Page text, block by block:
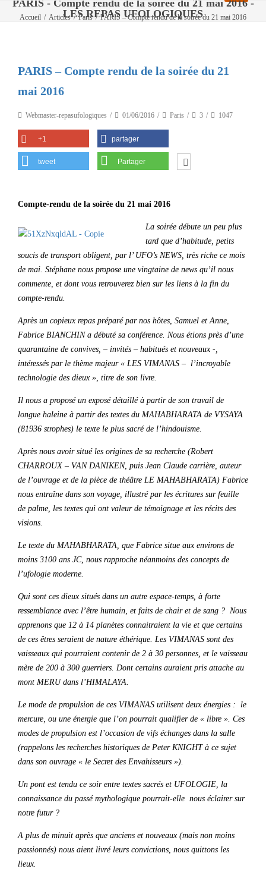
PARIS - Compte rendu de la soirée du 21 mai 2016 -
LES REPAS UFOLOGIQUES
Accueil / Articles / Paris / PARIS – Compte rendu de la soirée du 21 mai 2016
PARIS – Compte rendu de la soirée du 21
mai 2016
Webmaster-repasufologiques 01/06/2016 Paris 3 1047
+1 partager
tweet Partager
Compte-rendu de la soirée du 21 mai 2016
La soirée débute un peu plus
tard que d’habitude, petits
soucis de transport obligent, par l’ UFO’s NEWS, très riche ce mois
de mai. Stéphane nous propose une vingtaine de news qu’il nous
commente, et dont vous retrouverez bien sur les liens à la fin du
compte-rendu.
Après un copieux repas préparé par nos hôtes, Samuel et Anne,
Fabrice BIANCHIN a débuté sa conférence. Nous étions près d’une
quarantaine de convives, – invités – habitués et nouveaux -,
intéressés par le thème majeur « LES VIMANAS – l’incroyable
technologie des dieux », titre de son livre.
Il nous a proposé un exposé détaillé à partir de son travail de
longue haleine à partir des textes du MAHABHARATA de VYSAYA
(81936 strophes) le texte le plus sacré de l’hindouisme.
Après nous avoir situé les origines de sa recherche (Robert
CHARROUX – VAN DANIKEN, puis Jean Claude carrière, auteur
de l’ouvrage et de la pièce de théâtre LE MAHABHARATA) Fabrice
nous entraîne dans son voyage, illustré par les écritures sur feuille
de palme, les textes qui ont valeur de témoignage et les récits des
visions.
Le texte du MAHABHARATA, que Fabrice situe aux environs de
moins 3100 ans JC, nous rapproche néanmoins des concepts de
l’ufologie moderne.
Qui sont ces dieux situés dans un autre espace-temps, à forte
ressemblance avec l’être humain, et faits de chair et de sang ? Nous
apprenons que 12 à 14 planètes connaitraient la vie et que certains
de ces êtres seraient de nature éthérique. Les VIMANAS sont des
vaisseaux qui pourraient contenir de 2 à 30 personnes, et le vaisseau
mère de 200 à 300 guerriers. Dont certains auraient pris attache au
mont MERU dans l’HIMALAYA.
Le mode de propulsion de ces VIMANAS utilisent deux énergies : le
mercure, ou une énergie que l’on pourrait qualifier de « libre ». Ces
modes de propulsion est l’occasion de vifs échanges dans la salle
(rappelons les recherches historiques de Peter KNIGHT à ce sujet
dans son ouvrage « le Secret des Envahisseurs »).
Un pont est tendu ce soir entre textes sacrés et UFOLOGIE, la
connaissance du passé mythologique pourrait-elle nous éclairer sur
notre futur ?
A plus de minuit après que anciens et nouveaux (mais non moins
passionnés) nous aient livré leurs convictions, nous quittons les
lieux.